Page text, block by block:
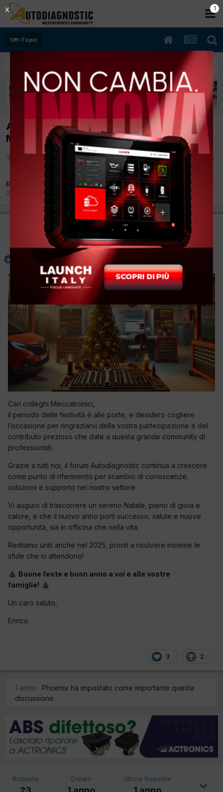
Off-Topic
Auguri di Buone Feste a tutti i colleghi
Meccatronici! 🎅
Da Phoenix
23 Dicembre 2024
Amministratore
Phoenix
Inviato23 Dicembre 2024
Cari colleghi Meccatronici,
il periodo delle festività è alle porte, e desidero cogliere
l’occasione per ringraziarvi della vostra partecipazione e del
contributo prezioso che date a questa grande community di
professionisti.
Grazie a tutti noi, il forum Autodiagnostic continua a crescere
come punto di riferimento per scambio di conoscenze,
soluzioni e supporto nel nostro settore.
Vi auguro di trascorrere un sereno Natale, pieno di gioia e
calore, e che il nuovo anno porti successo, salute e nuove
opportunità, sia in officina che nella vita.
Restiamo uniti anche nel 2025, pronti a risolvere insieme le
sfide che ci attendono!
🎄 Buone feste e buon anno a voi e alle vostre
famiglie! 🎄
Un caro saluto,
Enrico
3 2
1 anno
Phoenix ha impostato come importante questa
discussione
Risposte Creato Ultima Risposta